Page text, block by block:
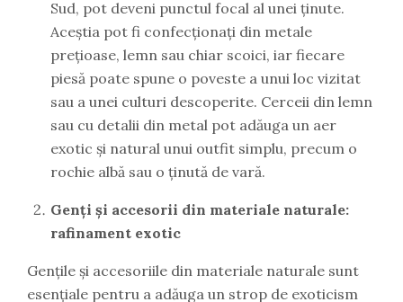
Sud, pot deveni punctul focal al unei ținute.
Aceștia pot fi confecționați din metale
prețioase, lemn sau chiar scoici, iar fiecare
piesă poate spune o poveste a unui loc vizitat
sau a unei culturi descoperite. Cerceii din lemn
sau cu detalii din metal pot adăuga un aer
exotic și natural unui outfit simplu, precum o
rochie albă sau o ținută de vară.
Genți și accesorii din materiale naturale:
rafinament exotic
Gențile și accesoriile din materiale naturale sunt
esențiale pentru a adăuga un strop de exoticism